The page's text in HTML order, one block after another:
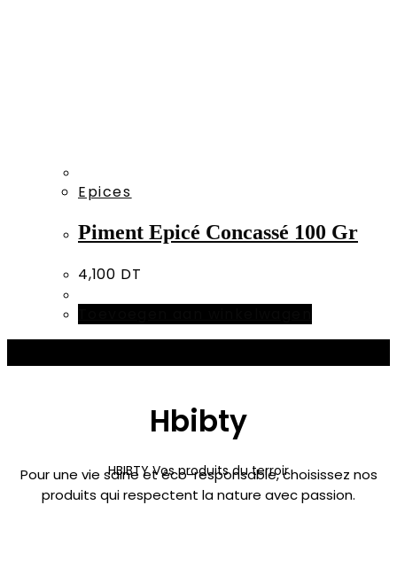
Epices
Piment Epicé Concassé 100 Gr
4,100 DT
Hbibty
HBIBTY Vos produits du terroir
Pour une vie saine et éco-responsable, choisissez nos
produits qui respectent la nature avec passion.